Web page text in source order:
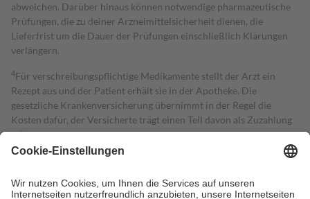
abweichen. Darüber hinaus können notwendige pharmazeutische
Prüfungen, die zu deiner Arzneimittelsicherheit dienen, die
Lieferfrist um die Dauer der Prüfungen einschließlich Klärungen
verlängern.
4Für verschreibungspflichtige Medikamente stellt der Arzt ein
Rezept aus und der Patient erhält sie in der Apotheke. Die
gesetzliche Krankenversicherung übernimmt in der Regel die
Kosten dafür, der Versicherte trägt einen Teil davon als Zuzahlung
mit.
Grundsätzlich leisten Mitglieder Zuzahlungen in Höhe von zehn
höchstens zehn Euro.
Es sind jedoch nie mehr als die tatsächlichen
Kosten der Leistung zu entrichten.